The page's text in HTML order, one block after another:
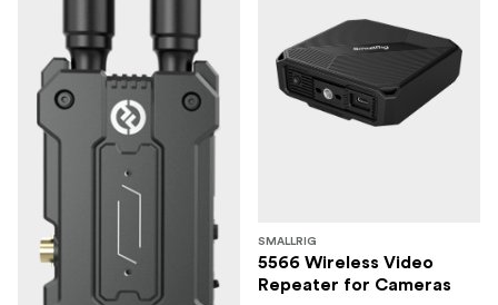
SMALLRIG
5566 Wireless Video
Repeater for Cameras